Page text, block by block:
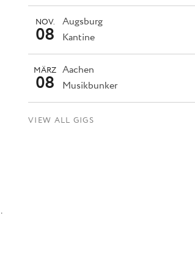
.
Augsburg
NOV.
08 Kantine
Aachen
MÄRZ
08 Musikbunker
VIEW ALL GIGS